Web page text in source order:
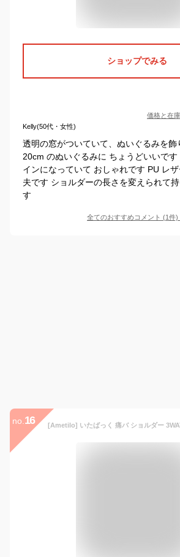
ショップでみる
価格と在
Kelly(50代・女性)
透明の窓がついていて、ぬいぐるみを飾
20cm のぬいぐるみに ちょうどいいで
インになっていて おしゃれです PU レ
夫です ショルダーの長さを変えられて
す
全てのおすすめコメント (1件)
no. 16